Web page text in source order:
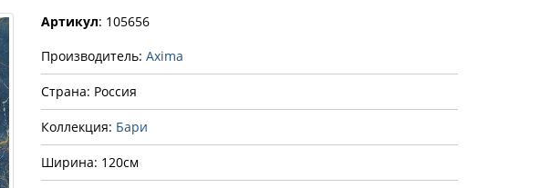
Артикул: 105656
Производитель: Axima
Страна: Россия
Коллекция: Бари
Ширина: 120см